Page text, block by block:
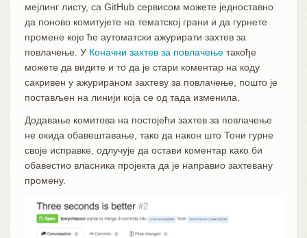
мејлинг листу, са GitHub сервисом можете једноставно
да поново комитујете на тематској грани и да гурнете
промене које ће аутоматски ажурирати захтев за
повлачење. У Коначни захтев за повлачењетакође
можете да видите и то да је стари коментар на коду
сакривен у ажурираном захтеву за повлачење, пошто је
постављен на линији која се од тада изменила.
Додавање комитова на постојећи захтев за повлачење
не окида обавештавање, тако да након што Тони гурне
своје исправке, одлучује да остави коментар како би
обавестио власника пројекта да је направио захтевану
промену.